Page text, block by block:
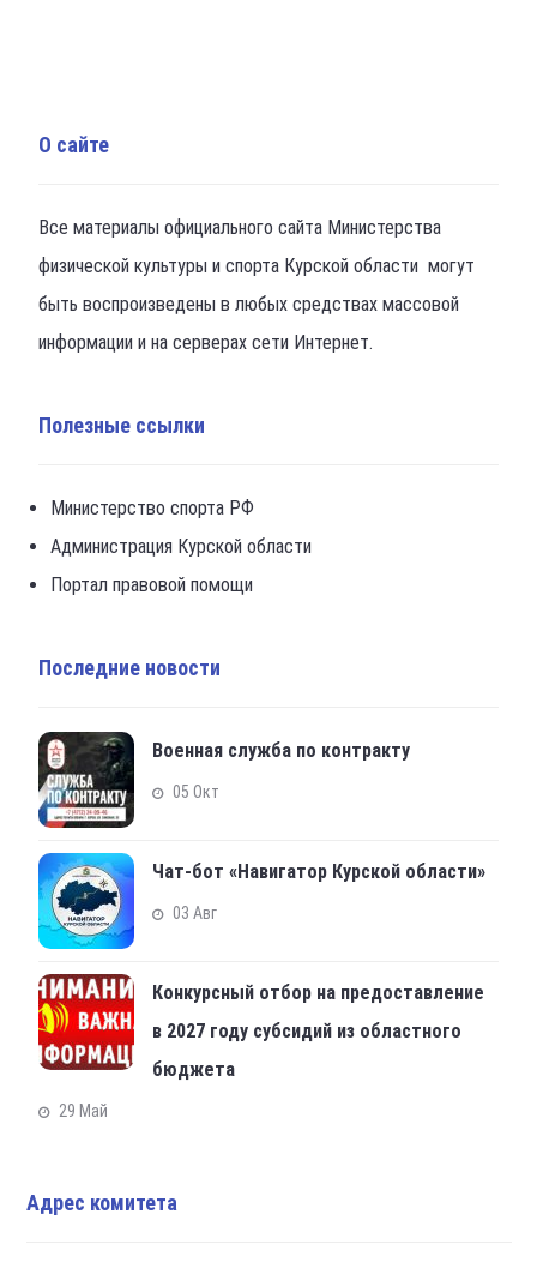
О сайте
Все материалы официального сайта Министерства
физической культуры и спорта Курской области могут
быть воспроизведены в любых средствах массовой
информации и на серверах сети Интернет.
Полезные ссылки
Министерство спорта РФ
Администрация Курской области
Портал правовой помощи
Последние новости
Военная служба по контракту
05 Окт
Чат-бот «Навигатор Курской области»
03 Авг
Конкурсный отбор на предоставление
в 2027 году субсидий из областного
бюджета
29 Май
Адрес комитета